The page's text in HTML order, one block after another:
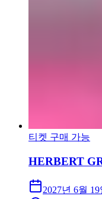
티켓 구매 가능
HERBERT
2027년 6월 19